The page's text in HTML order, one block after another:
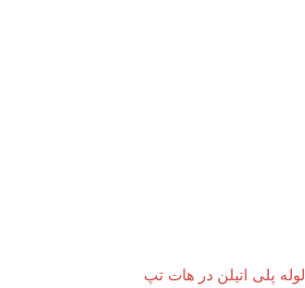
لوله پلی اتیلن در هات تپ